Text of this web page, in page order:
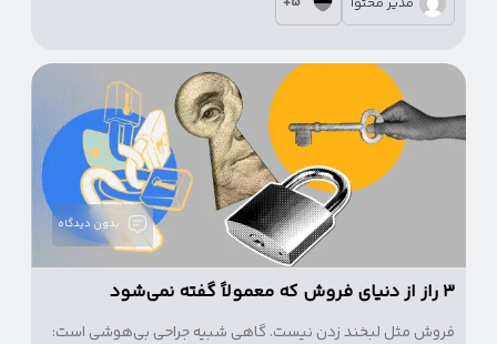
بدون دیدگاه
۳ راز از دنیای فروش که معمولاً گفته نمی‌شود
فروش مثل لبخند زدن نیست. گاهی شبیه جراحی بی‌هوشی است: